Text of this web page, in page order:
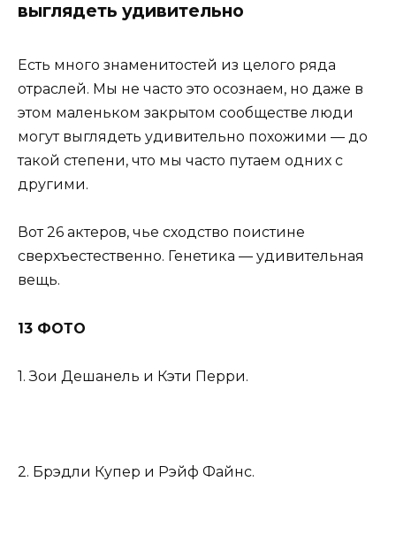
выглядеть удивительно
Есть много знаменитостей из целого ряда
отраслей. Мы не часто это осознаем, но даже в
этом маленьком закрытом сообществе люди
могут выглядеть удивительно похожими — до
такой степени, что мы часто путаем одних с
другими.
Вот 26 актеров, чье сходство поистине
сверхъестественно. Генетика — удивительная
вещь.
13 ФОТО
1. Зои Дешанель и Кэти Перри.
2. Брэдли Купер и Рэйф Файнс.